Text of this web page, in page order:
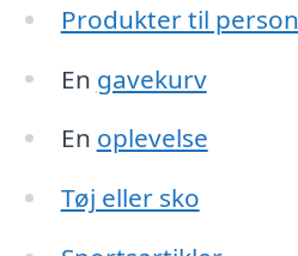
Produkter til
En gavekurv
En oplevelse
Tøj eller sko